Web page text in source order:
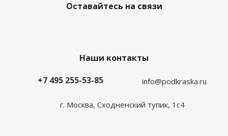
Оставайтесь на связи
Наши контакты
+7 495 255-53-85
info@podkraska.ru
г. Москва, Сходненский тупик, 1с4